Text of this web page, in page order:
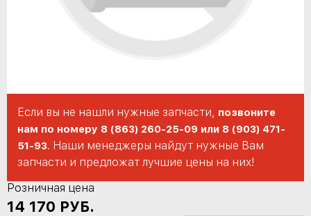
Если вы не нашли нужные запчасти, позвоните
нам по номеру 8 (863) 260-25-09 или 8 (903) 471-
51-93. Наши менеджеры найдут нужные Вам
запчасти и предложат лучшие цены на них!
Розничная цена
14 170 РУБ.